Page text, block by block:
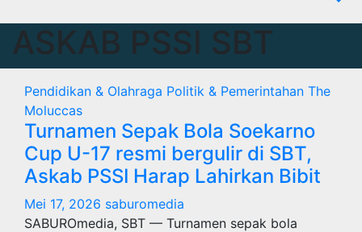
ASKAB PSSI SBT
Pendidikan & Olahraga Politik & Pemerintahan The
Moluccas
Turnamen Sepak Bola Soekarno
Cup U-17 resmi bergulir di SBT,
Askab PSSI Harap Lahirkan Bibit
Mei 17, 2026 saburomedia
SABUROmedia, SBT — Turnamen sepak bola